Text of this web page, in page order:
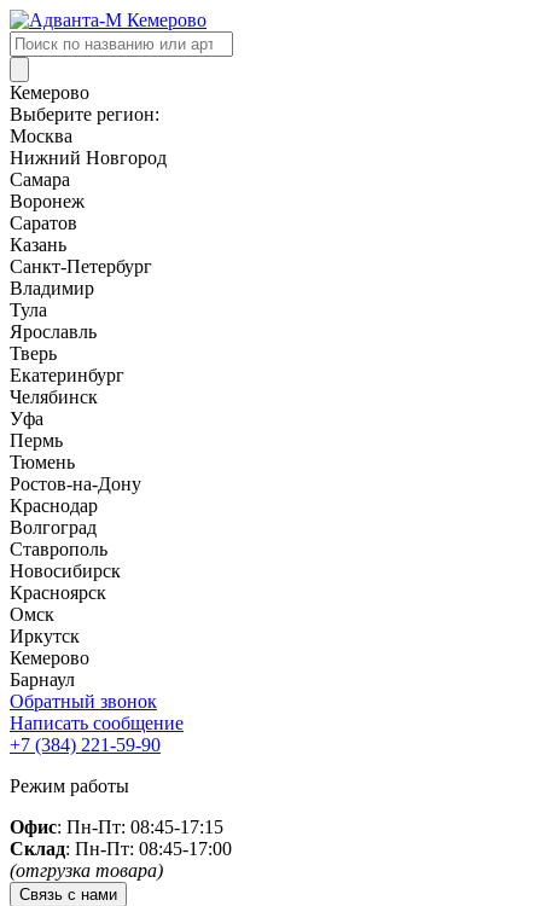
Поиск
товаров
Кемерово
Выберите регион:
Москва
Нижний Новгород
Самара
Воронеж
Саратов
Казань
Санкт-Петербург
Владимир
Тула
Ярославль
Тверь
Екатеринбург
Челябинск
Уфа
Пермь
Тюмень
Ростов-на-Дону
Краснодар
Волгоград
Ставрополь
Новосибирск
Красноярск
Омск
Иркутск
Кемерово
Барнаул
Обратный звонок
Написать сообщение
+7 (384) 221-59-90
Режим работы
Офис: Пн-Пт: 08:45-17:15
Склад: Пн-Пт: 08:45-17:00
(отгрузка товара)
Связь с нами